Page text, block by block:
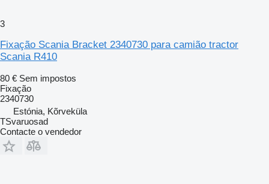
3
Fixação Scania Bracket 2340730 para camião tractor
Scania R410
80 € Sem impostos
Fixação
2340730
Estónia, Kõrveküla
TSvaruosad
Contacte o vendedor